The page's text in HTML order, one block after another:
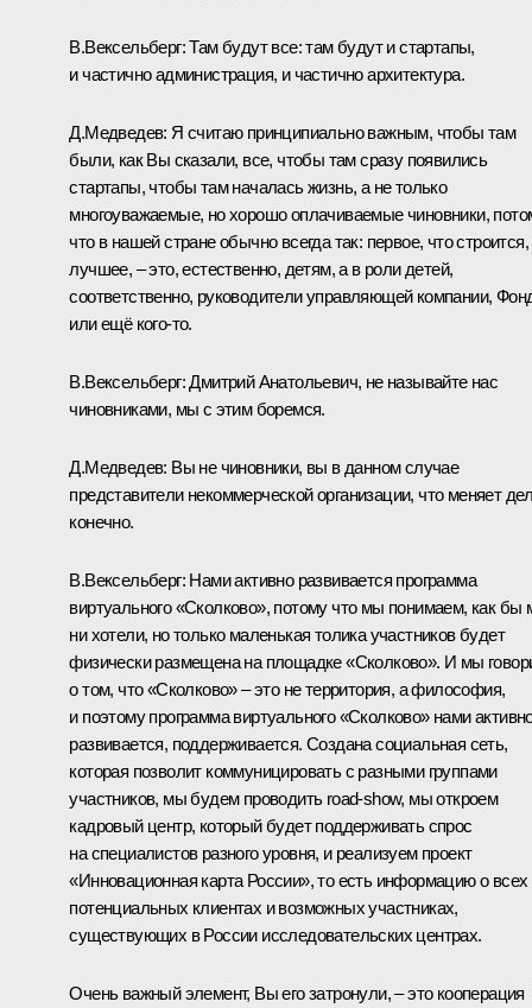
В.Вексельберг:Там будут все: там будут и стартапы,
и частично администрация, и частично архитектура.
Д.Медведев: Я считаю принципиально важным, чтобы там
были, как Вы сказали, все, чтобы там сразу появились
стартапы, чтобы там началась жизнь, а не только
многоуважаемые, но хорошо оплачиваемые чиновники,
что в нашей стране обычно всегда так: первое, что строится,
лучшее, – это, естественно, детям, а в роли детей,
соответственно, руководители управляющей компании,
или ещё кого‑то.
В.Вексельберг:Дмитрий Анатольевич, не называйте нас
чиновниками, мы с этим боремся.
Д.Медведев: Вы не чиновники, вы в данном случае
представители некоммерческой организации, что меняет
конечно.
В.Вексельберг: Нами активно развивается программа
виртуального «Сколково», потому что мы понимаем, как бы
ни хотели, но только маленькая толика участников будет
физически размещена на площадке «Сколково». И мы
о том, что «Сколково» – это не территория, а философия,
и поэтому программа виртуального «Сколково» нами
развивается, поддерживается. Создана социальная сеть,
которая позволит коммуницировать с разными группами
участников, мы будем проводить road-show, мы откроем
кадровый центр, который будет поддерживать спрос
на специалистов разного уровня, и реализуем проект
«Инновационная карта России», то есть информацию о всех
потенциальных клиентах и возможных участниках,
существующих в России исследовательских центрах.
Очень важный элемент, Вы его затронули, – это кооперация